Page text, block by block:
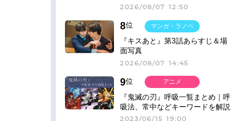
2026/08/07 12:50
8位
『キスあと』第3話あらすじ＆場
面写真
2026/08/07 14:45
マンガ・ラノベ
9位
『鬼滅の刃』呼吸一覧まとめ｜呼
吸法、常中などキーワードを解説
2023/06/15 19:00
アニメ